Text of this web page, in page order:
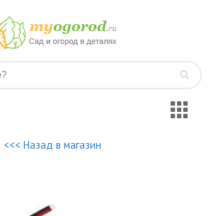
<<< Назад в магазин